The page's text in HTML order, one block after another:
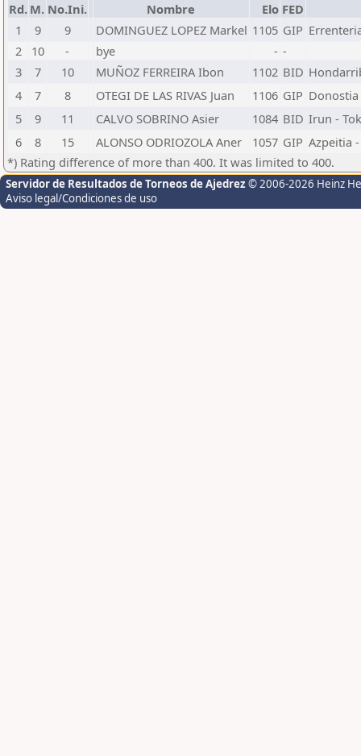
Rd. M. No.Ini. Nombre Elo FED
1
9 9 DOMINGUEZ LOPEZ Markel 1105 GIP
2
10 - bye - -
3
7 10 MUÑOZ FERREIRA Ibon 1102 BID
4
7 8 OTEGI DE LAS RIVAS Juan 1106 GIP Donostia
5
9 11 CALVO SOBRINO Asier 1084 BID Irun -
6
8 15 ALONSO ODRIOZOLA Aner 1057 GIP Azpeitia
*) Rating difference of more than 400. It was limited to 400.
Servidor de Resultados de Torneos de Ajedrez © 2006-2026 Heinz
Aviso legal/Condiciones de uso